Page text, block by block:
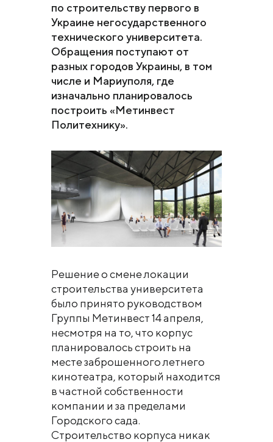
по строительству первого в
Украине негосударственного
технического университета.
Обращения поступают от
разных городов Украины, в том
числе и Мариуполя, где
изначально планировалось
построить «Метинвест
Политехнику».
Решение о смене локации
строительства университета
было принято руководством
Группы Метинвест 14 апреля,
несмотря на то, что корпус
планировалось строить на
месте заброшенного летнего
кинотеатра, который находится
в частной собственности
компании и за пределами
Городского сада.
Строительство корпуса никак